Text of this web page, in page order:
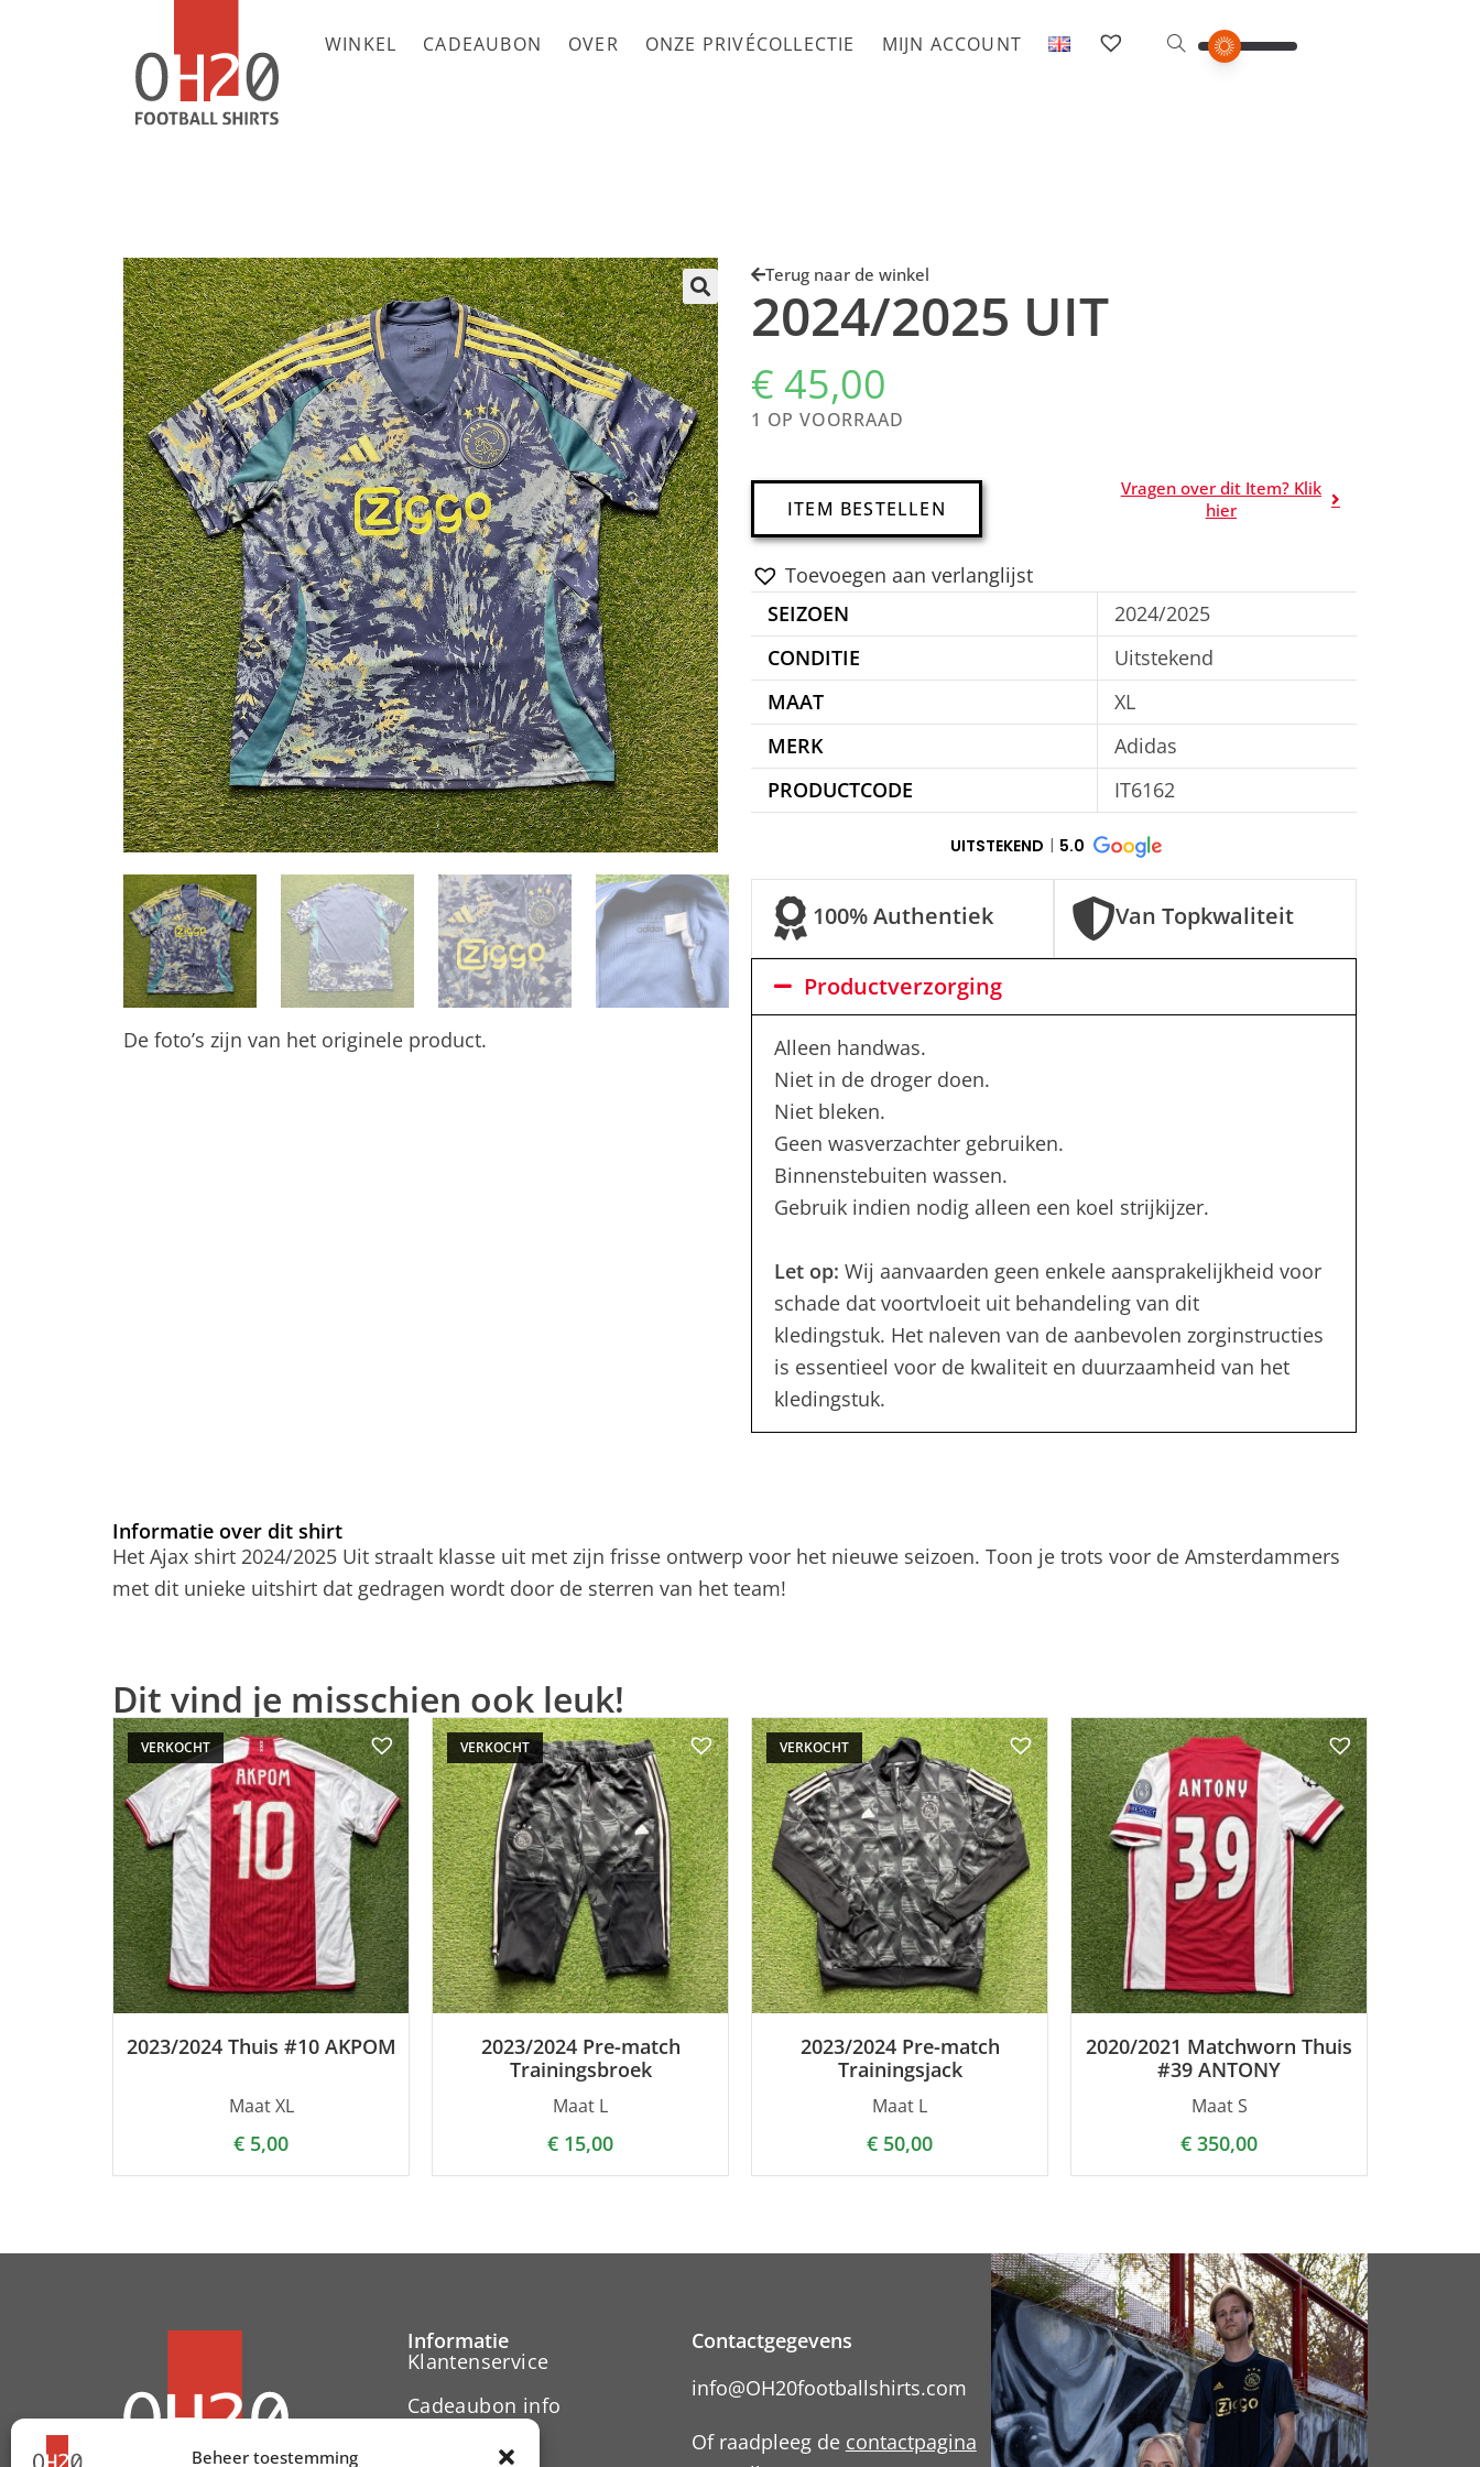
Beheer toestemming
WINKEL CADEAUBON OVER ONZE PRIVÉCOLLECTIE MIJN ACCOUNT
De foto’s zijn van het originele product.
Terug naar de winkel
2024/2025 UIT
€ 45,00
1 OP VOORRAAD
ITEM BESTELLEN
e
a
t
e
:
Vragen over dit Item? Klik
hier
Toevoegen aan verlanglijst
SEIZOEN
2024/2025
CONDITIE
Uitstekend
MAAT
XL
MERK
Adidas
PRODUCTCODE
IT6162
UITSTEKEND 5.0
100% Authentiek Van Topkwaliteit
Productverzorging
Alleen handwas.
Niet in de droger doen.
Niet bleken.
Geen wasverzachter gebruiken.
Binnenstebuiten wassen.
Gebruik indien nodig alleen een koel strijkijzer.
Let op: Wij aanvaarden geen enkele aansprakelijkheid voor
schade dat voortvloeit uit behandeling van dit
kledingstuk. Het naleven van de aanbevolen zorginstructies
is essentieel voor de kwaliteit en duurzaamheid van het
kledingstuk.
Informatie over dit shirt
Het Ajax shirt 2024/2025 Uit straalt klasse uit met zijn frisse ontwerp voor het nieuwe seizoen. Toon je trots voor de Amsterdammers
met dit unieke uitshirt dat gedragen wordt door de sterren van het team!
Dit vind je misschien ook leuk!
VERKOCHT
2023/2024 Thuis #10 AKPOM
Maat XL
€ 5,00
VERKOCHT
2023/2024 Pre-match
Trainingsbroek
Maat L
€ 15,00
VERKOCHT
2023/2024 Pre-match
Trainingsjack
Maat L
€ 50,00
2020/2021 Matchworn Thuis
#39 ANTONY
Maat S
€ 350,00
Informatie
Klantenservice
Cadeaubon info
Contactgegevens
info@OH20footballshirts.com
Of raadpleeg de contactpagina